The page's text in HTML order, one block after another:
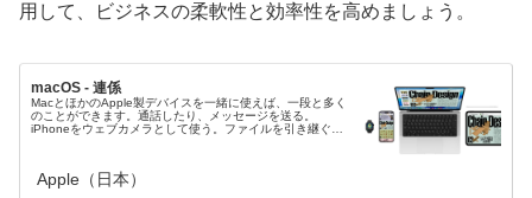
用して、ビジネスの柔軟性と効率性を高めましょう。
macOS - 連係
MacとほかのApple製デバイスを一緒に使えば、一段と多く
のことができます。通話したり、メッセージを送る。
iPhoneをウェブカメラとして使う。ファイルを引き継ぐ。
Apple（日本）